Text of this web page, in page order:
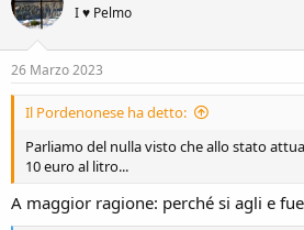
I ♥ Pelmo
26 Marzo 2023
Il Pordenonese ha detto:
Parliamo del nulla visto che allo stato
10 euro al litro...
A maggior ragione: perché si agli e